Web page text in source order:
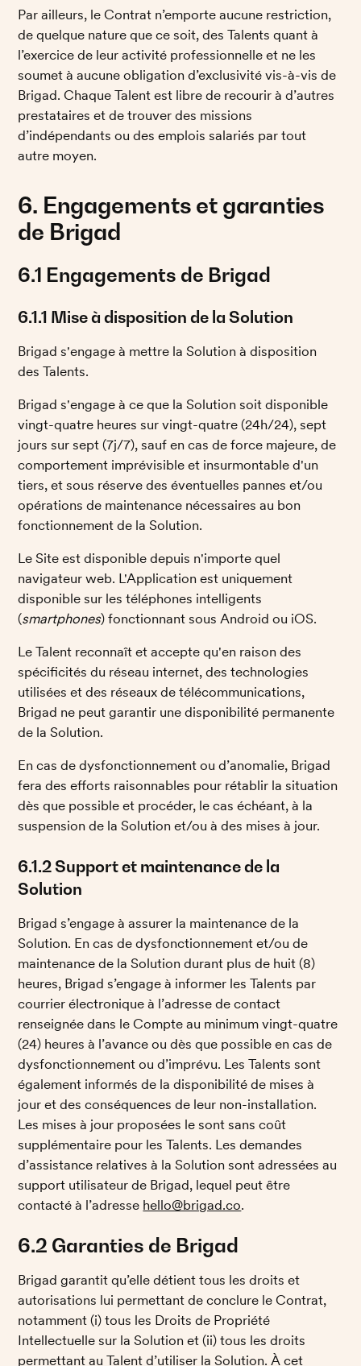
Par ailleurs, le Contrat n’emporte aucune restriction,
de quelque nature que ce soit, des Talents quant à
l’exercice de leur activité professionnelle et ne les
soumet à aucune obligation d’exclusivité vis-à-vis de
Brigad. Chaque Talent est libre de recourir à d’autres
prestataires et de trouver des missions
d’indépendants ou des emplois salariés par tout
autre moyen.
6. Engagements et garanties
de Brigad
6.1 Engagements de Brigad
6.1.1 Mise à disposition de la Solution
Brigad s'engage à mettre la Solution à disposition
des Talents.
Brigad s'engage à ce que la Solution soit disponible
vingt-quatre heures sur vingt-quatre (24h/24), sept
jours sur sept (7j/7), sauf en cas de force majeure, de
comportement imprévisible et insurmontable d'un
tiers, et sous réserve des éventuelles pannes et/ou
opérations de maintenance nécessaires au bon
fonctionnement de la Solution.
Le Site est disponible depuis n'importe quel
navigateur web. L'Application est uniquement
disponible sur les téléphones intelligents
(smartphones) fonctionnant sous Android ou iOS.
Le Talent reconnaît et accepte qu'en raison des
spécificités du réseau internet, des technologies
utilisées et des réseaux de télécommunications,
Brigad ne peut garantir une disponibilité permanente
de la Solution.
En cas de dysfonctionnement ou d’anomalie, Brigad
fera des efforts raisonnables pour rétablir la situation
dès que possible et procéder, le cas échéant, à la
suspension de la Solution et/ou à des mises à jour.
6.1.2 Support et maintenance de la
Solution
Brigad s’engage à assurer la maintenance de la
Solution. En cas de dysfonctionnement et/ou de
maintenance de la Solution durant plus de huit (8)
heures, Brigad s’engage à informer les Talents par
courrier électronique à l’adresse de contact
renseignée dans le Compte au minimum vingt-quatre
(24) heures à l’avance ou dès que possible en cas de
dysfonctionnement ou d’imprévu. Les Talents sont
également informés de la disponibilité de mises à
jour et des conséquences de leur non-installation.
Les mises à jour proposées le sont sans coût
supplémentaire pour les Talents. Les demandes
d’assistance relatives à la Solution sont adressées au
support utilisateur de Brigad, lequel peut être
contacté à l’adresse hello@brigad.co.
6.2 Garanties de Brigad
Brigad garantit qu’elle détient tous les droits et
autorisations lui permettant de conclure le Contrat,
notamment (i) tous les Droits de Propriété
Intellectuelle sur la Solution et (ii) tous les droits
permettant au Talent d’utiliser la Solution. À cet